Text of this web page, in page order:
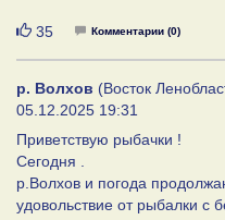
Нравится
35 Комментарии (0)
р. Волхов (Восток
05.12.2025 19:31
Приветствую рыбачки !
Сегодня .
р.Волхов и погода
удовольствие от рыбалки с